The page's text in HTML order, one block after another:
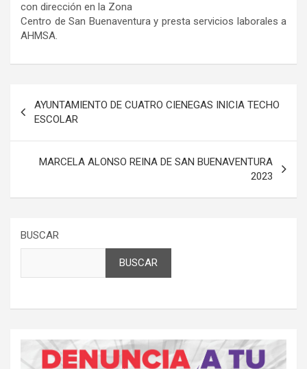
con dirección en la Zona
Centro de San Buenaventura y presta servicios laborales a
AHMSA.
de
entradas
AYUNTAMIENTO DE CUATRO CIENEGAS INICIA TECHO
ESCOLAR
MARCELA ALONSO REINA DE SAN BUENAVENTURA
2023
BUSCAR
BUSCAR